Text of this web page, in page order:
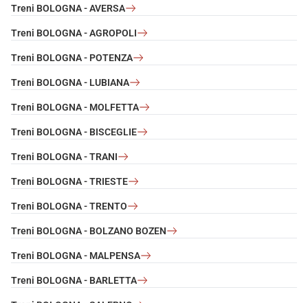
Treni BOLOGNA - AVERSA
Treni BOLOGNA - AGROPOLI
Treni BOLOGNA - POTENZA
Treni BOLOGNA - LUBIANA
Treni BOLOGNA - MOLFETTA
Treni BOLOGNA - BISCEGLIE
Treni BOLOGNA - TRANI
Treni BOLOGNA - TRIESTE
Treni BOLOGNA - TRENTO
Treni BOLOGNA - BOLZANO BOZEN
Treni BOLOGNA - MALPENSA
Treni BOLOGNA - BARLETTA